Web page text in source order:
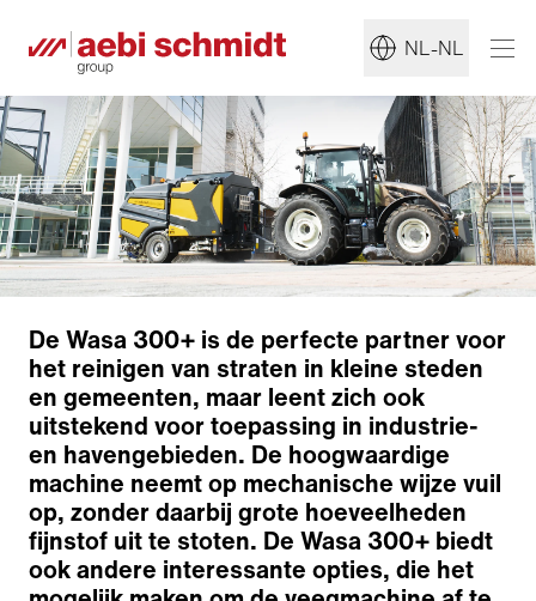
NL-NL
De Wasa 300+ is de perfecte partner voor
het reinigen van straten in kleine steden
en gemeenten, maar leent zich ook
uitstekend voor toepassing in industrie-
en havengebieden. De hoogwaardige
machine neemt op mechanische wijze vuil
op, zonder daarbij grote hoeveelheden
fijnstof uit te stoten. De Wasa 300+ biedt
ook andere interessante opties, die het
Veegtechniek